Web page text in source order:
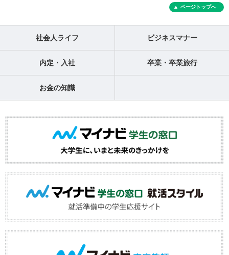
ページトップへ
社会人ライフ ビジネスマナー
内定・入社 卒業・卒業旅行
お金の知識